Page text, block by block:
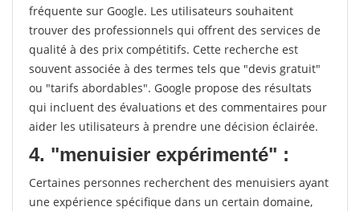
fréquente sur Google. Les utilisateurs souhaitent
trouver des professionnels qui offrent des services de
qualité à des prix compétitifs. Cette recherche est
souvent associée à des termes tels que "devis gratuit"
ou "tarifs abordables". Google propose des résultats
qui incluent des évaluations et des commentaires pour
aider les utilisateurs à prendre une décision éclairée.
4. "menuisier expérimenté" :
Certaines personnes recherchent des menuisiers ayant
une expérience spécifique dans un certain domaine,